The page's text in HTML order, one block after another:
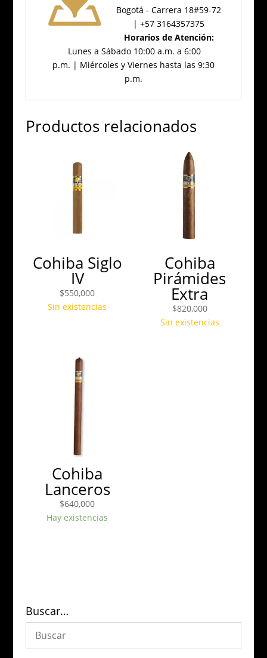
Bogotá - Carrera 18#59-72
| +57 3164357375
Horarios de Atención:
Lunes a Sábado 10:00 a.m. a 6:00
p.m. | Miércoles y Viernes hasta las 9:30
p.m.
Productos relacionados
Cohiba Siglo
IV
$550,000
Sin existencias
Cohiba
Pirámides
Extra
$820,000
Sin existencias
Cohiba
Lanceros
$640,000
Hay existencias
Buscar…